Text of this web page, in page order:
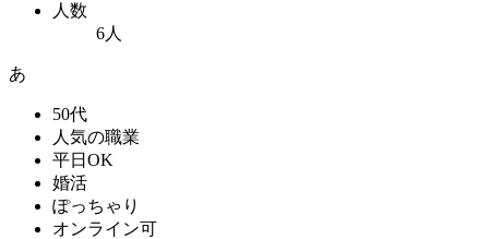
人数
6人
あ
50代
人気の職業
平日OK
婚活
ぽっちゃり
オンライン可